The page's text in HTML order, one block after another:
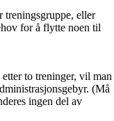
treningsgruppe, eller
for å flytte noen til
to treninger, vil man
(Må
ingen del av